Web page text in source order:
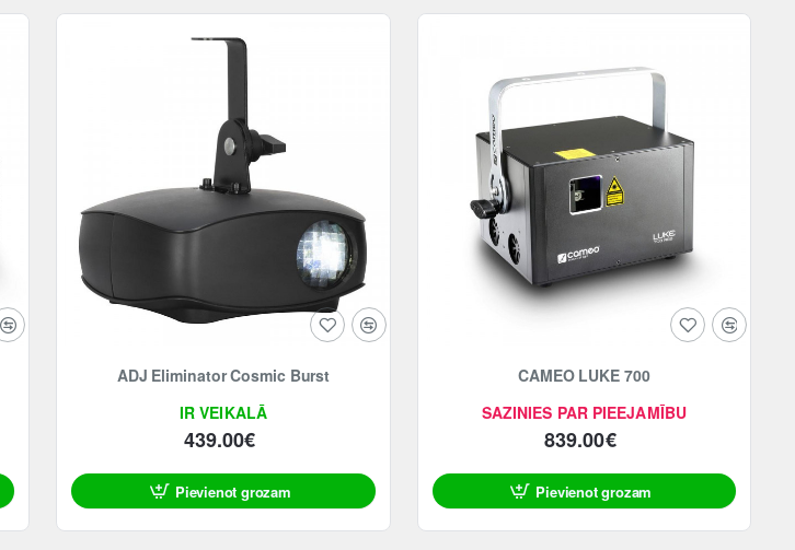
IR VEIKALĀ
ADJ Eliminator Cosmic Burst
439.00€
Pievienot grozam
SAZINIES PAR PIEEJAMĪBU
CAMEO LUKE 700
839.00€
Pievienot grozam